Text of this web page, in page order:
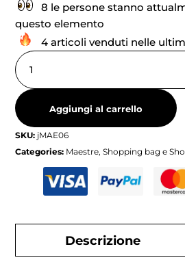
8 le persone stanno
questo elemento
4 articoli venduti nelle
Aggiungi al carrello
SKU: jMAE06
Categories: Maestre,Shopping bag e
Descrizione